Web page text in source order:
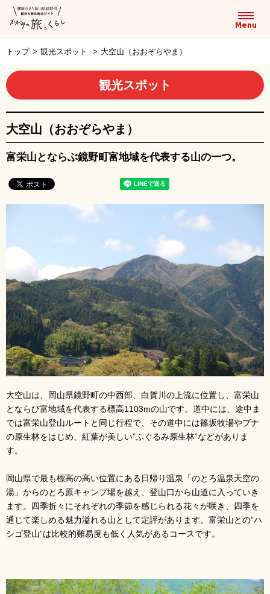
トップ > 観光スポット > 大空山（おおぞらやま）
観光スポット
大空山（おおぞらやま）
富栄山とならぶ鏡野町富地域を代表する山の一つ。
大空山は、岡山県鏡野町の中西部、白賀川の上流に位置し、富栄山
とならび富地域を代表する標高1103mの山です。道中には、途中ま
では富栄山登山ルートと同じ行程で、その道中には篠坂牧場やブナ
の原生林をはじめ、紅葉が美しい”ふぐるみ原生林”などがありま
す。
岡山県で最も標高の高い位置にある日帰り温泉「のとろ温泉天空の
湯」からのとろ原キャンプ場を越え、登山口から山道に入っていき
ます。四季折々にそれぞれの季節を感じられる花々が咲き、四季を
通じて楽しめる魅力溢れる山として定評があります。富栄山との”ハ
シゴ登山”は比較的難易度も低く人気があるコースです。